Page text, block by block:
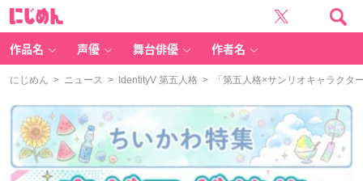
作品名 声優 舞台俳優 作者名
にじめん > ニュース > IdentityV 第五人格 > 「第五人格×サンリオキャラクタ